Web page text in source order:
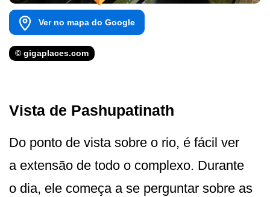
Ver no mapa do Google
© gigaplaces.com
Vista de Pashupatinath
Do ponto de vista sobre o rio, é fácil ver
a extensão de todo o complexo. Durante
o dia, ele começa a se perguntar sobre as